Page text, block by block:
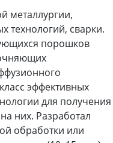
металлургии,
технологий, сварки.
порошков
эффективных
для получения
них. Разработал
обработки или